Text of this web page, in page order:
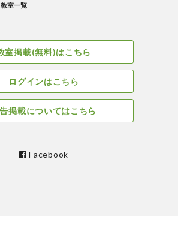
室一覧
室掲載(無料)はこちら
ログインはこちら
掲載についてはこちら
Facebook